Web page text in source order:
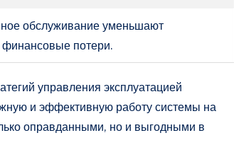
обслуживание уменьшают
финансовые потери.
управления эксплуатацией
и эффективную работу системы на
оправданными, но и выгодными в